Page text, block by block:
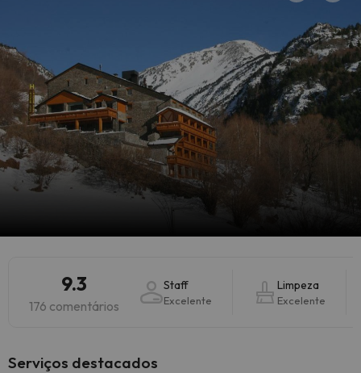
9.3
176 comentários
Staff
Excelente
Limpeza
Excelente
Serviços destacados